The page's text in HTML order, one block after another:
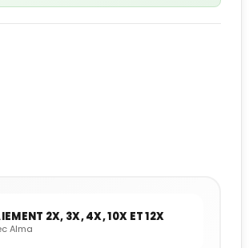
2X, 3X, 4X, 10X ET 12X
Alma